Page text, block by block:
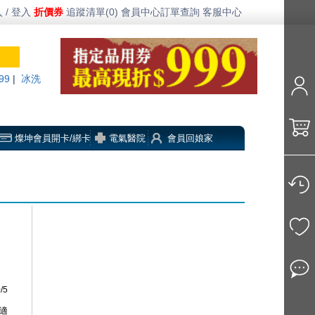
/ 登入 折價券 追蹤清單(0) 會員中心訂單查詢 客服中心
冰洗
燦坤會員開卡/綁卡 電氣醫院 會員回娘家
5